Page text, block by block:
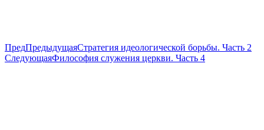
ПредПредыдущаяСтратегия идеологической борьбы. Часть 2
СледующаяФилософия служения церкви. Часть 4